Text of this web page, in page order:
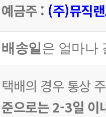
예금주 : (주)뮤직
배송일은 얼마나
택배의 경우 통상
준으로는 2-3일 이